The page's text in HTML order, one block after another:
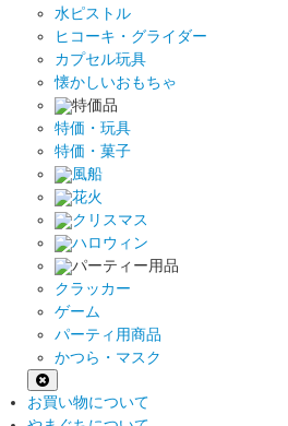
水ピストル
ヒコーキ・グライダー
カプセル玩具
懐かしいおもちゃ
特価品
特価・玩具
特価・菓子
風船
花火
クリスマス
ハロウィン
パーティー用品
クラッカー
ゲーム
パーティ用商品
かつら・マスク
お買い物について